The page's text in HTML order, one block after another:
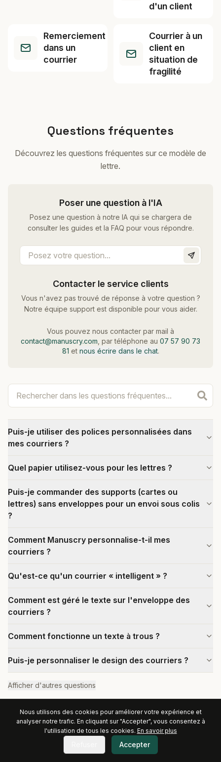
d'un client
Remerciement
dans un
courrier
Courrier à un
client en
situation de
fragilité
Questions fréquentes
Découvrez les questions fréquentes sur ce modèle de
lettre.
Poser une question à l'IA
Posez une question à notre IA qui se chargera de
consulter les guides et la FAQ pour vous répondre.
Contacter le service clients
Vous n'avez pas trouvé de réponse à votre question ?
Notre équipe support est disponible pour vous aider.
Vous pouvez nous contacter par mail à
contact@manuscry.com , par téléphone au 07 57 90 73
81 et nous écrire dans le chat.
Puis-je utiliser des polices personnalisées dans
mes courriers ?
Quel papier utilisez-vous pour les lettres ?
Puis-je commander des supports (cartes ou
lettres) sans enveloppes pour un envoi sous colis
?
Comment Manuscry personnalise-t-il mes
courriers ?
Qu'est-ce qu'un courrier « intelligent » ?
Comment est géré le texte sur l'enveloppe des
courriers ?
Comment fonctionne un texte à trous ?
Puis-je personnaliser le design des courriers ?
Afficher d'autres questions
Créez votre agent IA de prospection multicanal dès maintenant
Découvrir
Nous utilisons des cookies pour améliorer votre expérience et
analyser notre trafic. En cliquant sur "Accepter", vous consentez à
l'utilisation de tous les cookies. En savoir plus
Accepter